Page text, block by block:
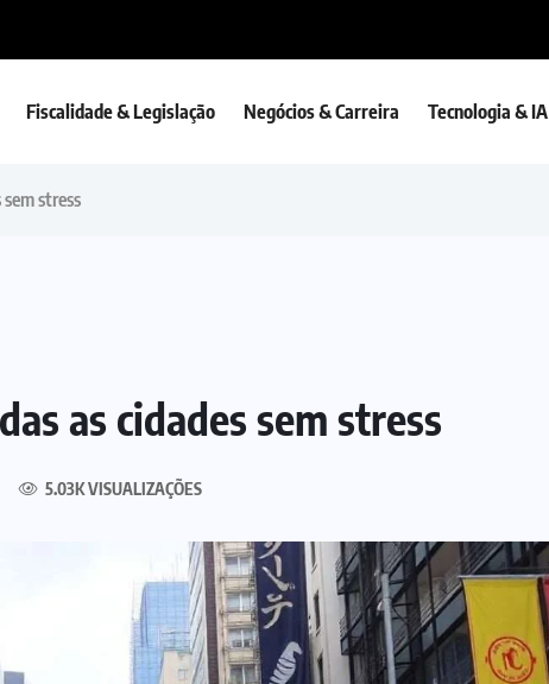
Fiscalidade & Legislação Negócios & Carreira Tecnologia & IA
stress
as cidades sem stress
5.03K VISUALIZAÇÕES